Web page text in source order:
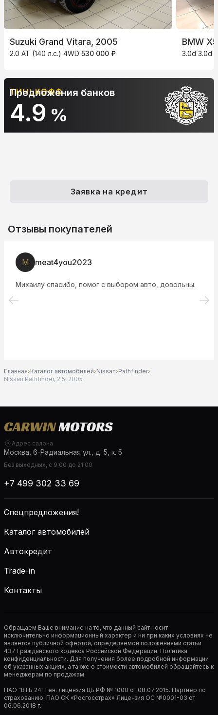
Suzuki Grand Vitara, 2005
2.0 AT (140 л.с.) 4WD 530 000 ₽
BMW
3.0d 3.0d
АЛЬФА-БАНК
10.9%
Предложения банков
Заявка на кредит
Отзывы покупателей
M meat4you2023
Михаилу спасибо, помог с выбором авто, довольны.
Главная›Каталог автомобилей›Nissan›Pathfinder›
Nissan Pathfinder, 2.5, 2005
Адрес салона
Москва, 6-Радиальная ул., д. 5, к. 5
Без выходных, с 9:00 до 21:00
+7 499 302 33 69
Спецпредложения!
Каталог автомобилей
Автокредит
Trade-in
Контакты
Обращаем Ваше внимание на то, что данный сайт носит
исключительно информационный характер и ни при каких условиях не
является публичной офертой, определяемой положениями статьи
437 Гражданского кодекса Российской Федерации. Политика
конфиденциальности. Для получения более подробной информации
об указанных акциях, а также о стоимости автомобилей обращайтесь к
менеджерам по продажам.
ПАО "ВТБ 24" Ген. лицензия ЦБ РФ № 1000 от 08.07.2015. Партнер по
страхованию: ПАО СК «Росгосстрах» Лицензия ОС №0001-03 от
06.06.2018 г.